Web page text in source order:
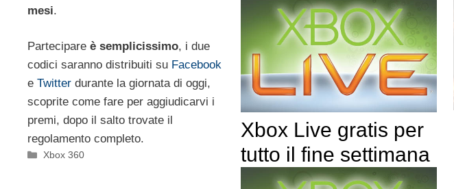
mesi.
Partecipare è semplicissimo, i due
codici saranno distribuiti su Facebook
e Twitter durante la giornata di oggi,
scoprite come fare per aggiudicarvi i
premi, dopo il salto trovate il
regolamento completo.
Categorie
Xbox 360
Xbox Live gratis per
tutto il fine settimana